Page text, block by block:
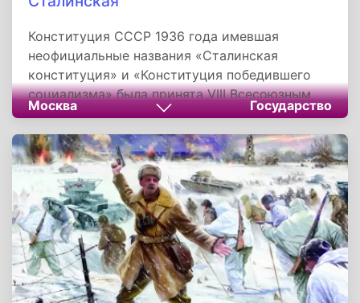
Конституция СССР 1936 года имевшая
неофициальные названия «Сталинская
конституция» и «Конституция победившего
социализма» была принята VIII Всесоюзным
чрезвычайным съездом Советов 5 декабря
1936 года. В работе над текстом основного
закона страны непосредственно принимал
участие Иосиф Сталин, а автором основной
части считал себя Николай Бухарин.
Москва Государство